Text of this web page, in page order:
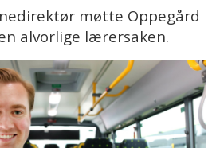
møtte Oppegård
alvorlige lærersaken.